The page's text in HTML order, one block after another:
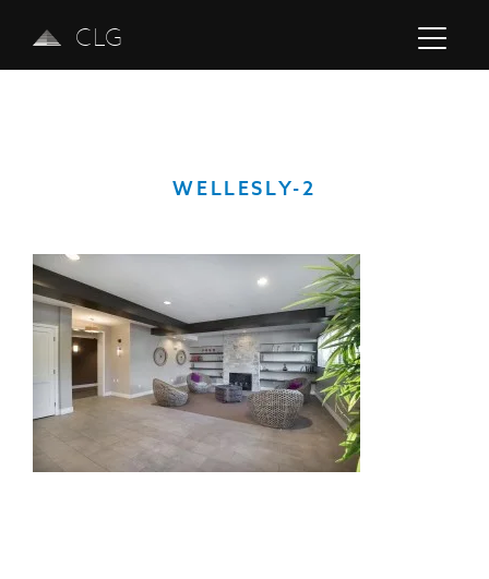
CLG
WELLESLY-2